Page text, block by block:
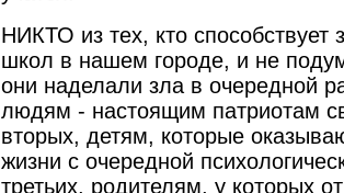
НИКТО из тех, кто способствует
школ в нашем городе, и не
они наделали зла в очередной
людям - настоящим патриотам
вторых, детям, которые
жизни с очередной
третьих, родителям, у которых